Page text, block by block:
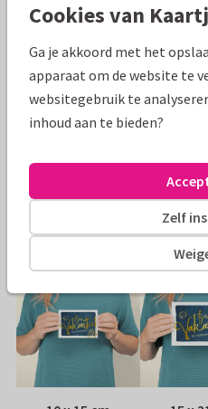
Vakantiekaarten ilse
Specificaties bij deze kaart
Papiersoort: Glans
Adres: Achterop de
Formaten
Cookies van
Ga je akkoord met het
apparaat om de website te
websitegebruik te
inhoud aan te bieden?
Zelf